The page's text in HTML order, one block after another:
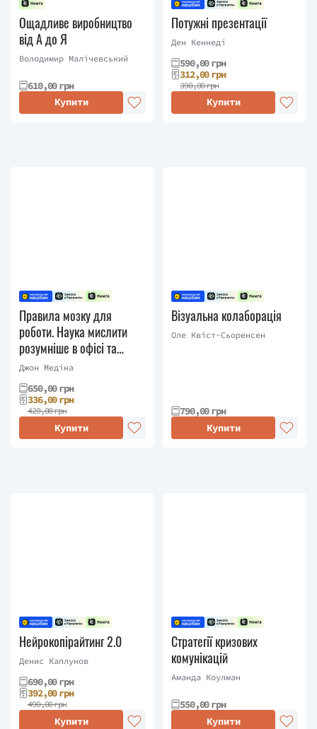
Ощадливе виробництво
від А до Я
Володимир Малічевський
610,00 грн
Купити
Потужні презентації
Ден Кеннеді
590,00 грн
312,00 грн
390,00 грн
Купити
Правила мозку для
роботи. Наука мислити
розумніше в офісі та
вдома
Джон Медіна
650,00 грн
336,00 грн
420,00 грн
Купити
Візуальна колаборація
Оле Квіст-Сьоренсен
790,00 грн
Купити
Нейрокопірайтинг 2.0
Денис Каплунов
690,00 грн
392,00 грн
490,00 грн
Купити
Стратегії кризових
комунікацій
Аманда Коулман
550,00 грн
Купити